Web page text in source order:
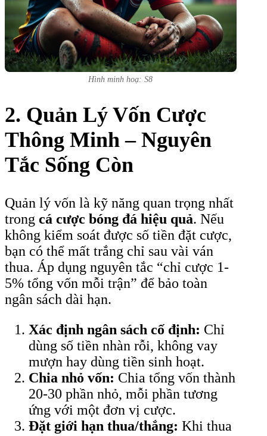
Hình minh hoạ: S8
2. Quản Lý Vốn Cược
Thông Minh – Nguyên
Tắc Sống Còn
Quản lý vốn là kỹ năng quan trọng nhất
trong cá cược bóng đá hiệu quả. Nếu
không kiểm soát được số tiền đặt cược,
bạn có thể mất trắng chỉ sau vài ván
thua. Áp dụng nguyên tắc “chỉ cược 1-
5% tổng vốn mỗi trận” để bảo toàn
ngân sách dài hạn.
Xác định ngân sách cố định: Chỉ
dùng số tiền nhàn rỗi, không vay
mượn hay dùng tiền sinh hoạt.
Chia nhỏ vốn: Chia tổng vốn thành
20-30 phần nhỏ, mỗi phần tương
ứng với một đơn vị cược.
Đặt giới hạn thua/thắng: Khi thua